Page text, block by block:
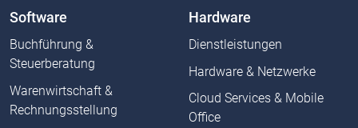
Software
Buchführung &
Steuerberatung
Warenwirtschaft &
Rechnungsstellung
Hardware
Dienstleistungen
Hardware & Netzwerke
Cloud Services & Mobile
Office